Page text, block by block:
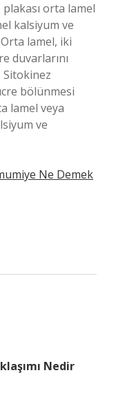
orta lamel
kalsiyum ve
lamel, iki
duvarlarını
Sitokinez
bölünmesi
lamel veya
ve
Ne Demek
Nedir